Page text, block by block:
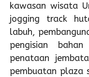
kawasan wisata
jogging track
labuh,
pengisian
penataan
pembuatan plaza